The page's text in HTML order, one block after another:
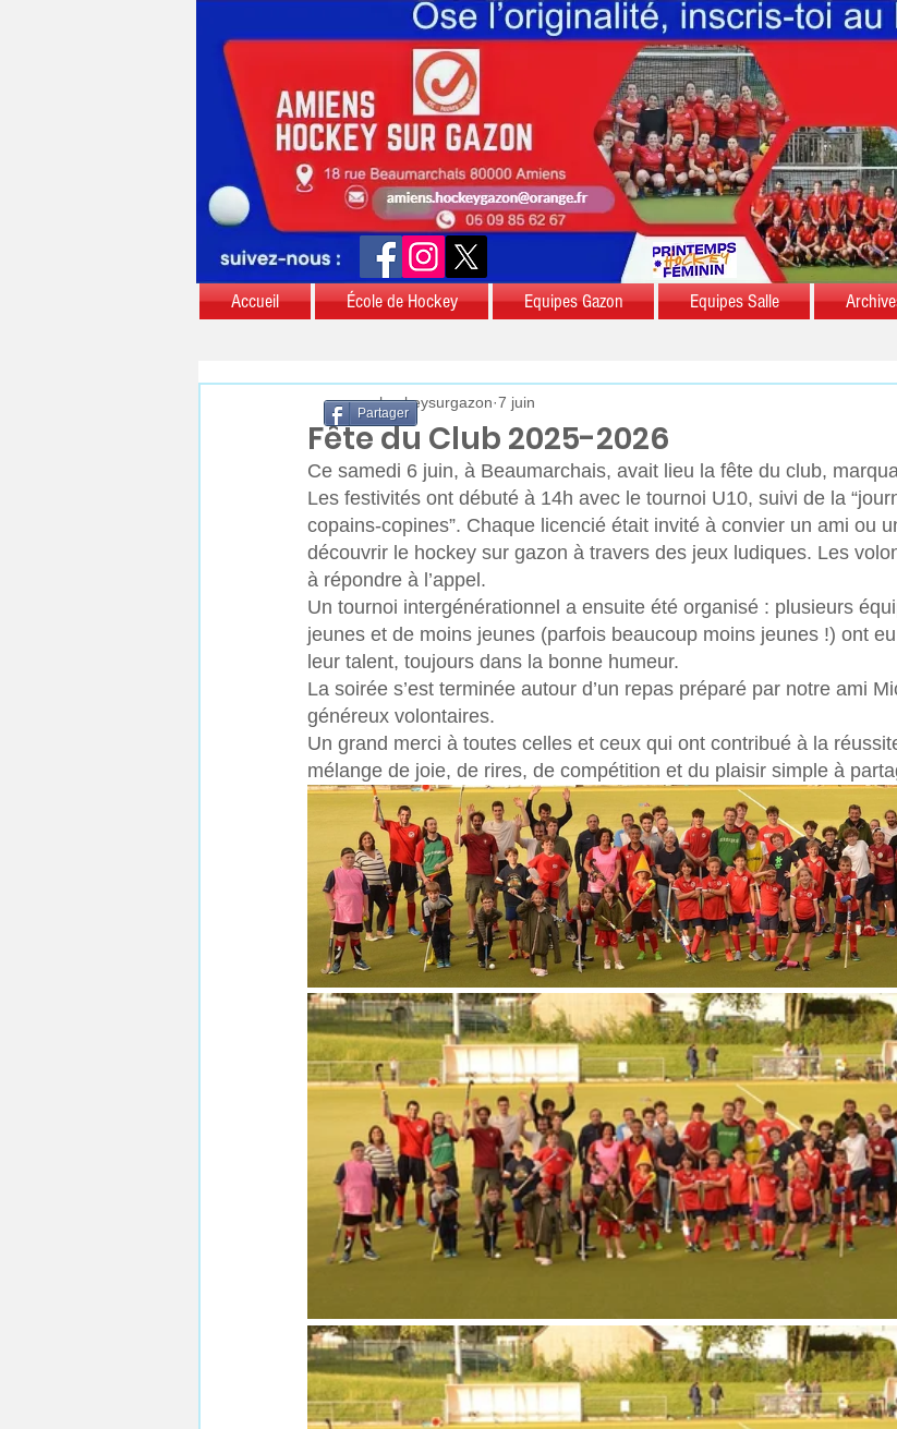
Accueil École de Hockey Equipes Gazon Equipes Salle
Fête du Club 2025-2026
aschockeysurgazon 7 juin
Ce samedi 6 juin, à Beaumarchais, avait lieu la fête du club,
Les festivités ont débuté à 14h avec le tournoi U10, suivi de la
copains‑copines”. Chaque licencié était invité à convier un ami ou
découvrir le hockey sur gazon à travers des jeux ludiques. Les
à répondre à l’appel.
Un tournoi intergénérationnel a ensuite été organisé : plusieurs
jeunes et de moins jeunes (parfois beaucoup moins jeunes !) ont
leur talent, toujours dans la bonne humeur.
La soirée s’est terminée autour d’un repas préparé par notre ami
généreux volontaires.
Un grand merci à toutes celles et ceux qui ont contribué à la
mélange de joie, de rires, de compétition et du plaisir simple à
Partager